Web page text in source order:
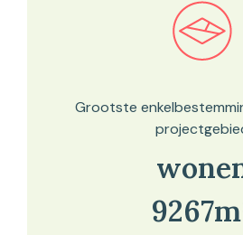
Bekijk in onze
Grootste